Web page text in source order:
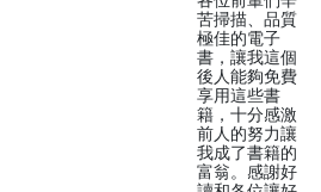
苦掃描、品質
極佳的電子
書，讓我這個
後人能夠免費
享用這些書
籍，十分感激
前人的努力讓
我成了書籍的
富翁。感謝好